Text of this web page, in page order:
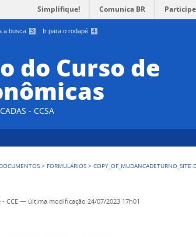
a busca 3 Ir para o rodapé 4
Simplifique! Comunica BR Participe
do Curso de
- CCSA
DOCUMENTOS > FORMULÁRIOS >
CCE — última modificação 24/07/2023 17h01